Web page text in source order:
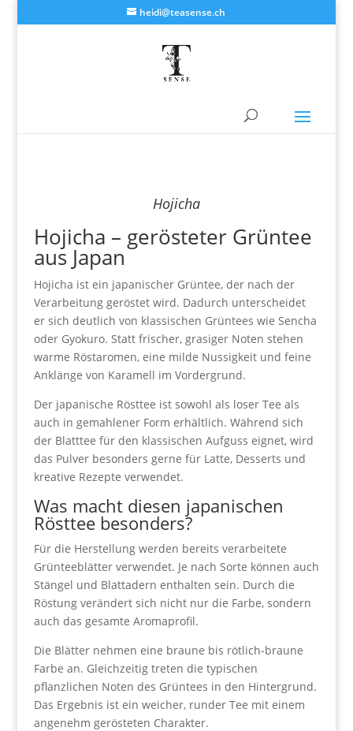
heidi@teasense.ch
Hojicha
Hojicha – gerösteter Grüntee
aus Japan
Hojicha ist ein japanischer Grüntee, der nach der
Verarbeitung geröstet wird. Dadurch unterscheidet
er sich deutlich von klassischen Grüntees wie Sencha
oder Gyokuro. Statt frischer, grasiger Noten stehen
warme Röstaromen, eine milde Nussigkeit und feine
Anklänge von Karamell im Vordergrund.
Der japanische Rösttee ist sowohl als loser Tee als
auch in gemahlener Form erhältlich. Während sich
der Blatttee für den klassischen Aufguss eignet, wird
das Pulver besonders gerne für Latte, Desserts und
kreative Rezepte verwendet.
Was macht diesen japanischen
Rösttee besonders?
Für die Herstellung werden bereits verarbeitete
Grünteeblätter verwendet. Je nach Sorte können auch
Stängel und Blattadern enthalten sein. Durch die
Röstung verändert sich nicht nur die Farbe, sondern
auch das gesamte Aromaprofil.
Die Blätter nehmen eine braune bis rötlich-braune
Farbe an. Gleichzeitig treten die typischen
pflanzlichen Noten des Grüntees in den Hintergrund.
Das Ergebnis ist ein weicher, runder Tee mit einem
angenehm gerösteten Charakter.